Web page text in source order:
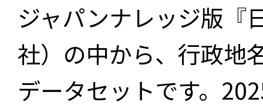
ジャパンナレッジ版『
社）の中から、行政地
データセットです。